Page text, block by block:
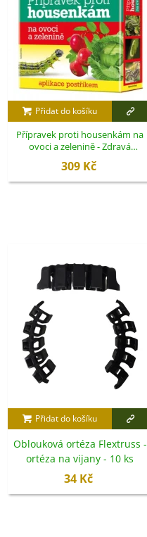
Přidat do košíku
Přípravek proti housenkám na
ovoci a zelenině - Zdravá
g
309 Kč
Přidat do košíku
Oblouková ortéza Flextruss -
ortéza na vijany - 10 ks
34 Kč